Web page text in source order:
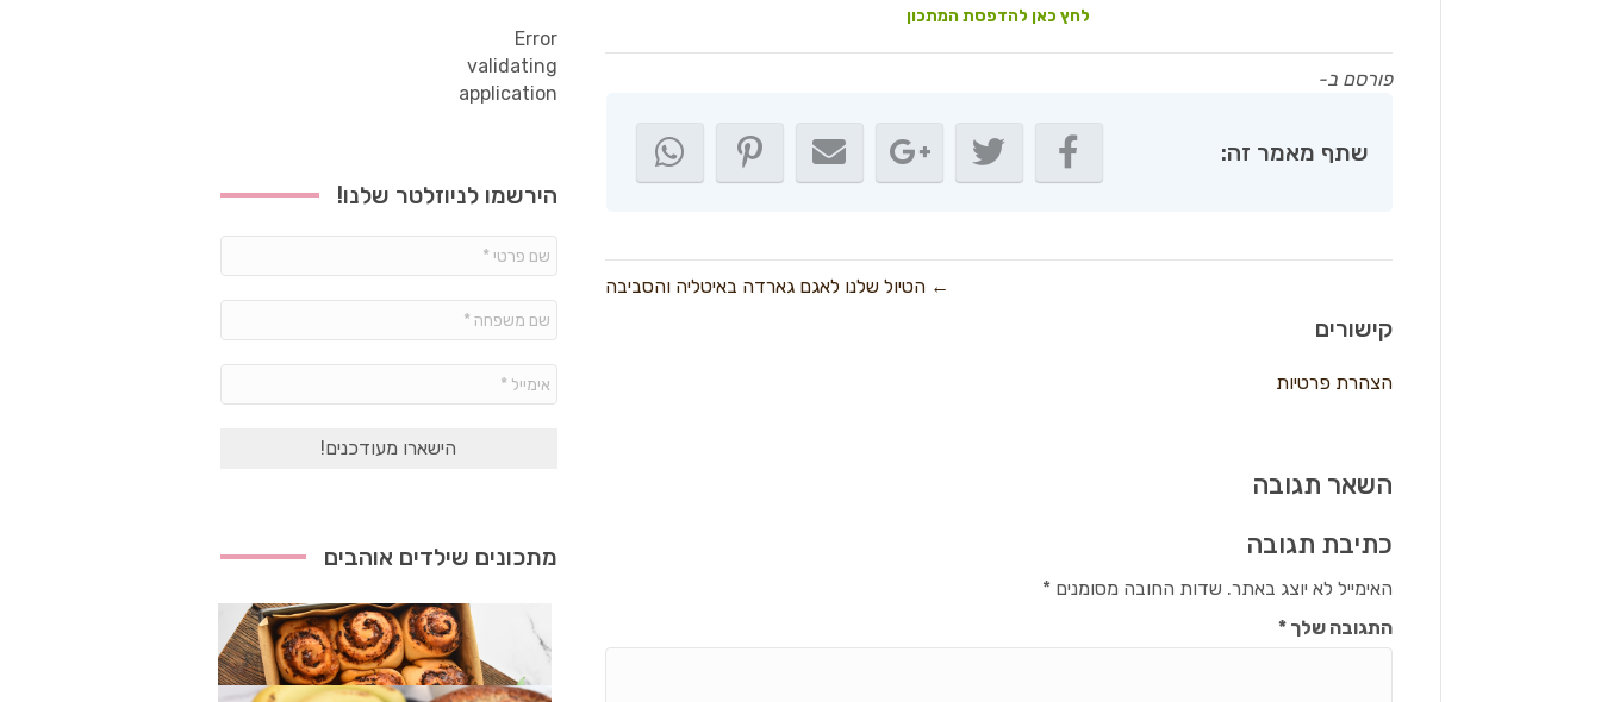
לחץ כאן להדפסת המתכון
פורסם ב-
שתף מאמר זה:
← הטיול שלנו לאגם גארדה באיטליה והסביבה
קישורים
הצהרת פרטיות
השאר תגובה
כתיבת תגובה
האימייל לא יוצג באתר. שדות החובה מסומנים*
התגובה שלך*
Error
validating
application
הירשמו לניוזלטר שלנו!
פרטי
משפחה
*
מתכונים שילדים אוהבים